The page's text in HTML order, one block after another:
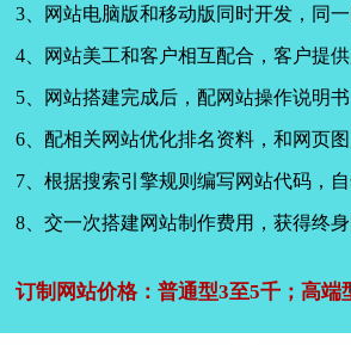
3、网站电脑版和移动版同时开发，同
4、网站美工和客户相互配合，客户提
5、网站搭建完成后，配网站操作说明书
6、配相关网站优化排名资料，和网页
7、根据搜索引擎规则编写网站代码，
8、交一次搭建网站制作费用，获得终身
订制网站价格：普通型3至5千；高端